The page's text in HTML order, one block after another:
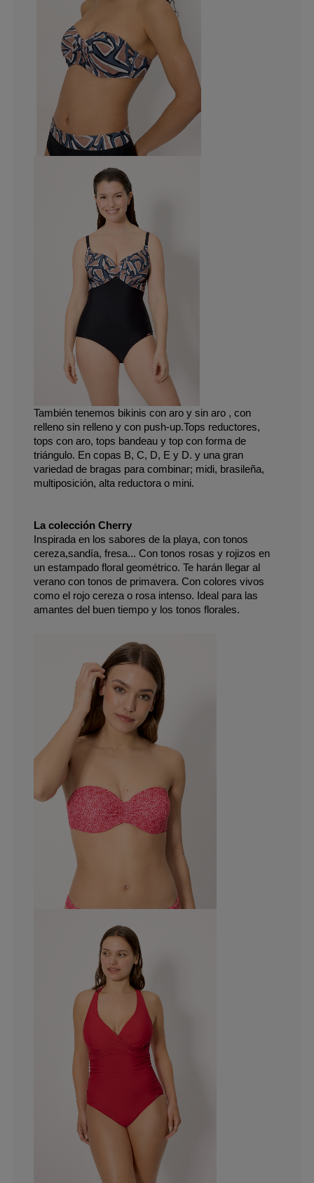
También tenemos bikinis con aro y sin aro , con
relleno sin relleno y con push-up.Tops reductores,
tops con aro, tops bandeau y top con forma de
triángulo. En copas B, C, D, E y D. y una gran
variedad de bragas para combinar; midi, brasileña,
multiposición, alta reductora o mini.
La colección Cherry
Inspirada en los sabores de la playa, con tonos
cereza,sandía, fresa... Con tonos rosas y rojizos en
un estampado floral geométrico. Te harán llegar al
verano con tonos de primavera. Con colores vivos
como el rojo cereza o rosa intenso. Ideal para las
amantes del buen tiempo y los tonos florales.